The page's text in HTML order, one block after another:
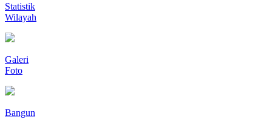
Statistik
Wilayah
Galeri
Foto
Bangun